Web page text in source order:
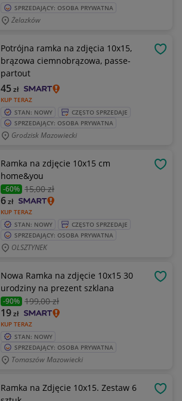
SPRZEDAJĄCY: OSOBA PRYWATNA
Żelazków
Potrójna ramka na zdjęcia 10x15,
brązowa ciemnobrązowa, passe-
partout
KUP TERAZ
45zł
STAN: NOWY
CZĘSTO SPRZEDAJE
SPRZEDAJĄCY: OSOBA PRYWATNA
Grodzisk Mazowiecki
Ramka na zdjęcie 10x15 cm
home&you
-60% 15,00 zł
KUP TERAZ
6zł
STAN: NOWY
CZĘSTO SPRZEDAJE
SPRZEDAJĄCY: OSOBA PRYWATNA
OLSZTYNEK
Nowa Ramka na zdjęcie 10x15 30
urodziny na prezent szklana
-90% 199,00 zł
KUP TERAZ
19zł
STAN: NOWY
SPRZEDAJĄCY: OSOBA PRYWATNA
Tomaszów Mazowiecki
Ramka na Zdjęcie 10x15. Zestaw 6